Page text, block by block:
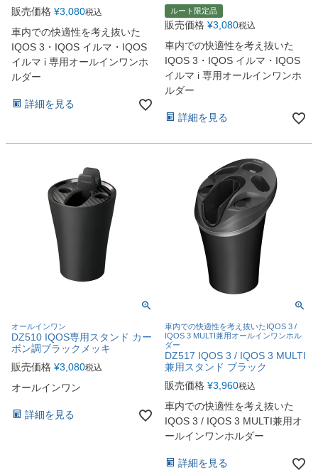
販売価格 ¥3,080税込
車内での快適性を考え抜いた
IQOS 3・IQOS イルマ・IQOS
イルマ i 専用オールインワンホ
ルダー
詳細を見る
ルート限定品
販売価格 ¥3,080税込
車内での快適性を考え抜いた
IQOS 3・IQOS イルマ・IQOS
イルマ i 専用オールインワンホ
ルダー
詳細を見る
オールインワン
DZ510 IQOS専用スタンド カー
ボン調ブラックメッキ
販売価格 ¥3,080税込
オールインワン
詳細を見る
車内での快適性を考え抜いたIQOS 3 /
IQOS 3 MULTI兼用オールインワンホル
ダー
DZ517 IQOS 3 / IQOS 3 MULTI
兼用スタンド ブラック
販売価格 ¥3,960税込
車内での快適性を考え抜いた
IQOS 3 / IQOS 3 MULTI兼用オ
ールインワンホルダー
詳細を見る